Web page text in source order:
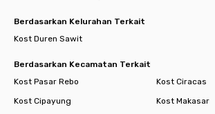
Berdasarkan Kelurahan Terkait
Kost Duren Sawit
Berdasarkan Kecamatan Terkait
Kost Pasar Rebo
Kost Ciracas
Kost Cipayung
Kost Makasar